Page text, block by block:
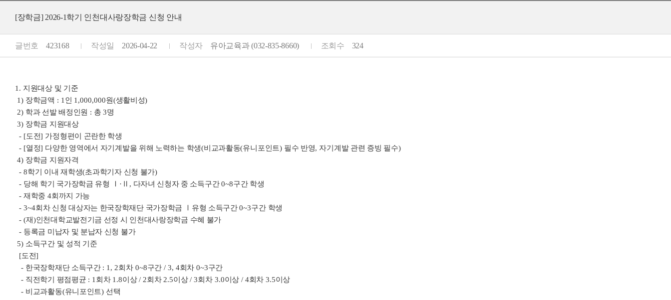
[장학금] 2026-1학기 인천대사랑장학금 신청 안내
글번호 423168 작성일 2026-04-22 작성자 유아교육과 (032-835-8660) 조회수 324
1. 지원대상 및 기준
1) 장학금액 : 1인 1,000,000원(생활비성)
2) 학과 선발 배정인원 : 총3명
3) 장학금 지원대상
- [도전] 가정형편이 곤란한 학생
- [열정] 다양한 영역에서 자기계발을 위해 노력하는 학생(비교과활동(유니포인트) 필수 반영, 자기계발 관련 증빙 필수)
4) 장학금 지원자격
- 8학기 이내 재학생(초과학기자 신청 불가)
- 당해 학기 국가장학금 유형 Ⅰ · Ⅱ , 다자녀 신청자 중 소득구간0~8구간 학생
- 재학중 4회까지 가능
- 3~4회차 신청 대상자는 한국장학재단 국가장학금 Ⅰ 유형 소득구간0~3구간 학생
- (재)인천대학교발전기금 선정 시 인천대사랑장학금 수혜 불가
- 등록금 미납자 및 분납자 신청 불가
5) 소득구간 및 성적 기준
[도전]
- 한국장학재단 소득구간 : 1, 2회차 0~8구간 / 3, 4회차 0~3구간
- 직전학기 평점평균 : 1회차 1.8이상/ 2회차2.5이상/ 3회차 3.0이상 / 4회차 3.5이상
- 비교과활동(유니포인트) 선택